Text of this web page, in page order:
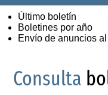
Último boletín
Boletines por año
Envío de anuncios al
Consulta